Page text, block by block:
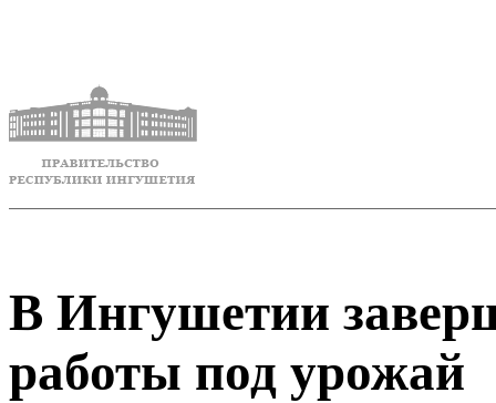
В Ингушетии
работы под урожай